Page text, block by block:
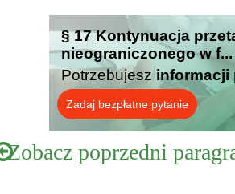
§ 17 Kontynuacja
nieograniczonego w
Potrzebujesz informacji
Zadaj bezpłatne pytanie
Zobacz poprzedni